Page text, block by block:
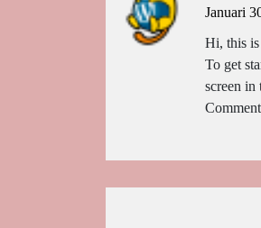
Januari
Hi, this is
To get
screen in